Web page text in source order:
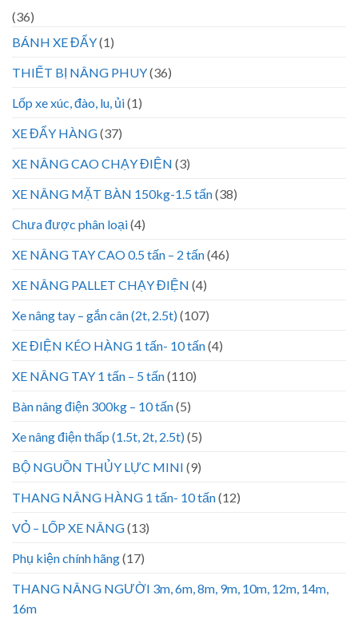
(36)
BÁNH XE ĐẨY(1)
THIẾT BỊ NÂNG PHUY(36)
Lốp xe xúc, đào, lu, ủi(1)
XE ĐẨY HÀNG(37)
XE NÂNG CAO CHẠY ĐIỆN (3)
XE NÂNG MẶT BÀN 150kg-1.5 tấn(38)
Chưa được phân loại(4)
XE NÂNG TAY CAO 0.5 tấn – 2 tấn(46)
XE NÂNG PALLET CHẠY ĐIỆN (4)
Xe nâng tay – gắn cân (2t, 2.5t)(107)
XE ĐIỆN KÉO HÀNG 1 tấn- 10 tấn(4)
XE NÂNG TAY 1 tấn – 5 tấn(110)
Bàn nâng điện 300kg – 10 tấn(5)
Xe nâng điện thấp (1.5t, 2t, 2.5t)(5)
BỘ NGUỒN THỦY LỰC MINI (9)
THANG NÂNG HÀNG 1 tấn- 10 tấn(12)
VỎ – LỐP XE NÂNG(13)
Phụ kiện chính hãng(17)
THANG NÂNG NGƯỜI 3m, 6m, 8m, 9m, 10m, 12m, 14m,
16m